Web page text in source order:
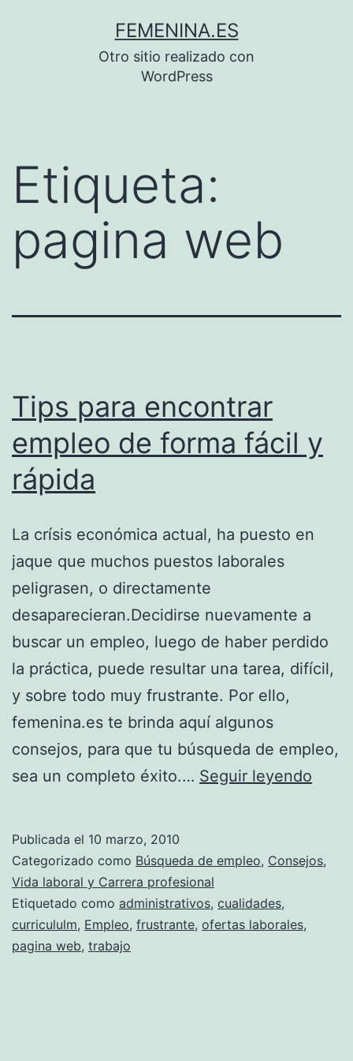
FEMENINA.ES
Otro sitio realizado con
WordPress
Etiqueta:
pagina web
Tips para encontrar
empleo de forma fácil y
rápida
La crísis económica actual, ha puesto en
jaque que muchos puestos laborales
peligrasen, o directamente
desaparecieran.Decidirse nuevamente a
buscar un empleo, luego de haber perdido
la práctica, puede resultar una tarea, difícil,
y sobre todo muy frustrante. Por ello,
femenina.es te brinda aquí algunos
consejos, para que tu búsqueda de empleo,
sea un completo éxito.… Seguir leyendo
Publicada el 10 marzo, 2010
Categorizado como Búsqueda de empleo, Consejos,
Vida laboral y Carrera profesional
Etiquetado como administrativos, cualidades,
curricululm, Empleo, frustrante, ofertas laborales,
pagina web, trabajo